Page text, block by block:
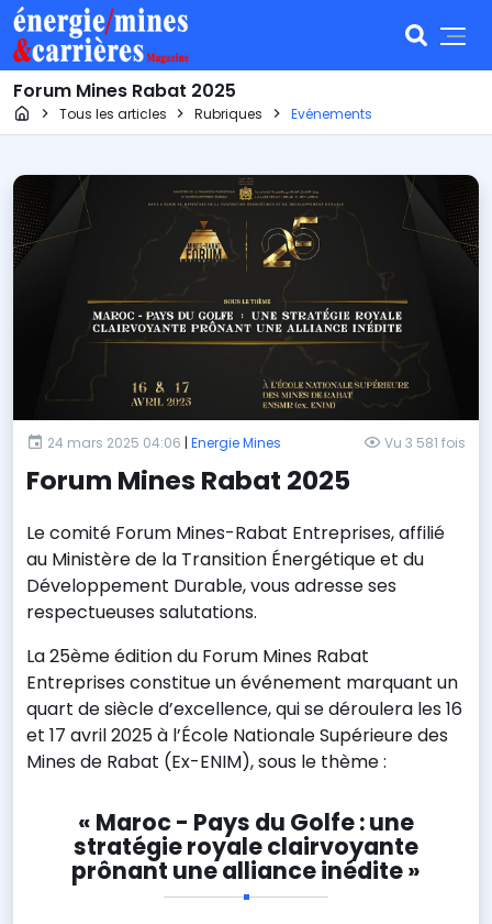
Forum Mines Rabat 2025
Page d'accueil
Tous les articles Rubriques Evénements
24 mars 2025 04:06 | Energie Mines Vu 3 581 fois
Forum Mines Rabat 2025
Le comité Forum Mines-Rabat Entreprises, affilié
au Ministère de la Transition Énergétique et du
Développement Durable, vous adresse ses
respectueuses salutations.
La 25ème édition du Forum Mines Rabat
Entreprises constitue un événement marquant un
quart de siècle d’excellence, qui se déroulera les 16
et 17 avril 2025 à l’École Nationale Supérieure des
Mines de Rabat (Ex-ENIM), sous le thème :
« Maroc - Pays du Golfe : une
stratégie royale clairvoyante
prônant une alliance inédite »